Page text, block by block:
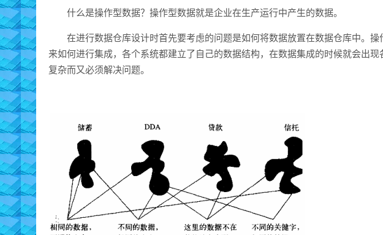
什么是操作型数据？操作型数据就是企业在生产运行中产生的数据。
在进行数据仓库设计时首先要考虑的问题是如何将数据放置在数据仓库中。
来如何进行集成，各个系统都建立了自己的数据结构，在数据集成的时候就会出
复杂而又必须解决问题。